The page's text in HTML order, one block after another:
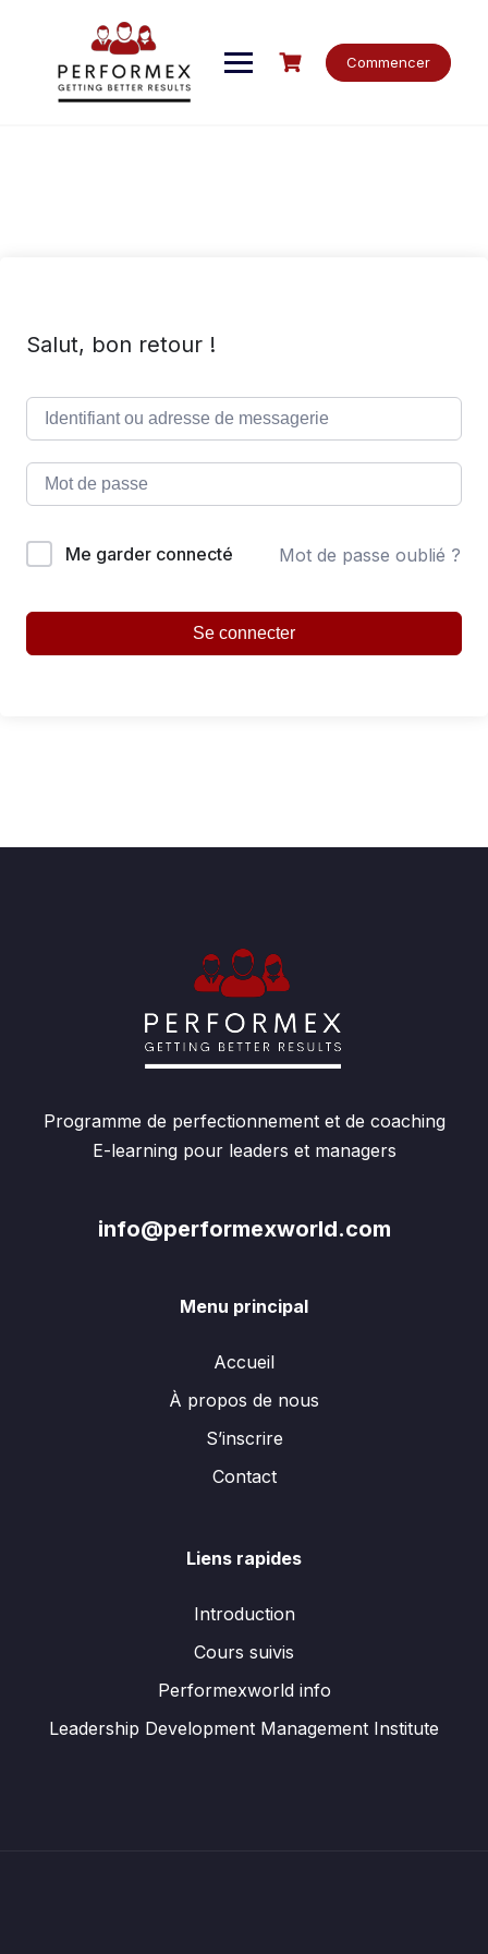
Commencer
Salut, bon retour !
Me garder connecté Mot de passe oublié ?
Se connecter
Programme de perfectionnement et de coaching
E-learning pour leaders et managers
info@performexworld.com
Menu principal
Accueil
À propos de nous
S’inscrire
Contact
Liens rapides
Introduction
Cours suivis
Performexworld info
Leadership Development Management Institute